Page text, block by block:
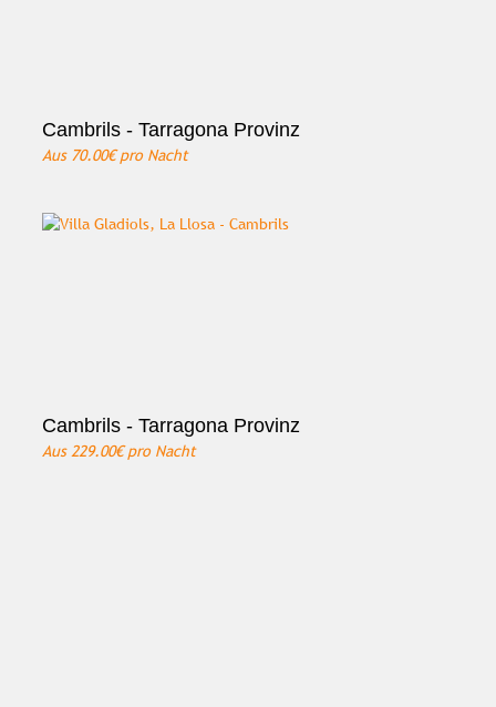
Cambrils - Tarragona Provinz
Aus 70.00€pro Nacht
Cambrils - Tarragona Provinz
Aus229.00€pro Nacht